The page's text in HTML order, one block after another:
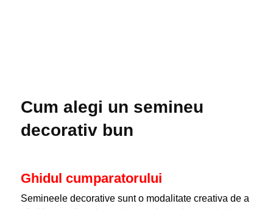
Cum alegi un semineu
decorativ bun
Ghidul cumparatorului
Semineele decorative sunt o modalitate creativa de a